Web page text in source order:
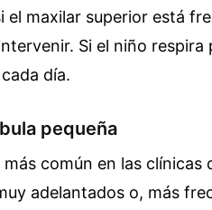
el maxilar superior está
Si el niño respira
día.
pequeña
común en las clínicas
adelantados o, más